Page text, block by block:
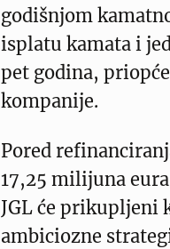
godišnjom
isplatu kamata i
pet godina,
kompanije.
Pored
17,25 milijuna
JGL će prikupljeni
ambiciozne